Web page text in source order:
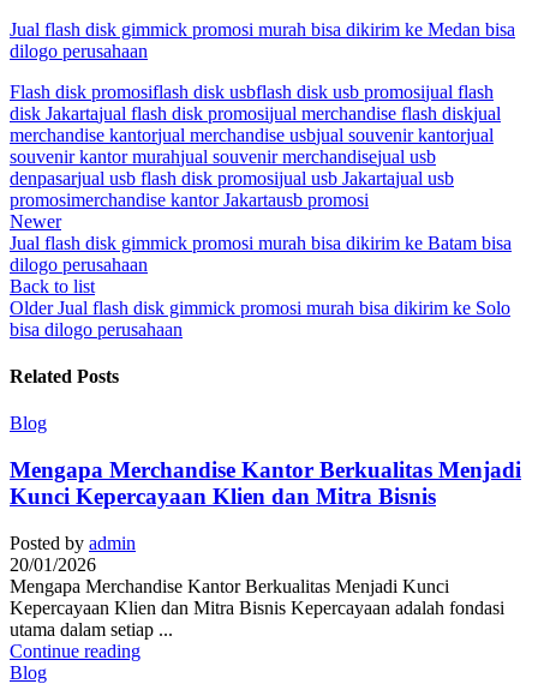
Jual flash disk gimmick promosi murah bisa dikirim ke Medan bisa
dilogo perusahaan
Flash disk promosiflash disk usbflash disk usb promosijual flash
disk Jakartajual flash disk promosijual merchandise flash diskjual
merchandise kantorjual merchandise usbjual souvenir kantorjual
souvenir kantor murahjual souvenir merchandisejual usb
denpasarjual usb flash disk promosijual usb Jakartajual usb
promosimerchandise kantor Jakartausb promosi
Newer
Jual flash disk gimmick promosi murah bisa dikirim ke Batam bisa
dilogo perusahaan
Back to list
Older Jual flash disk gimmick promosi murah bisa dikirim ke Solo
bisa dilogo perusahaan
Related Posts
Blog
Mengapa Merchandise Kantor Berkualitas Menjadi
Kunci Kepercayaan Klien dan Mitra Bisnis
Posted by admin
20/01/2026
Mengapa Merchandise Kantor Berkualitas Menjadi Kunci
Kepercayaan Klien dan Mitra Bisnis Kepercayaan adalah fondasi
utama dalam setiap ...
Continue reading
Blog